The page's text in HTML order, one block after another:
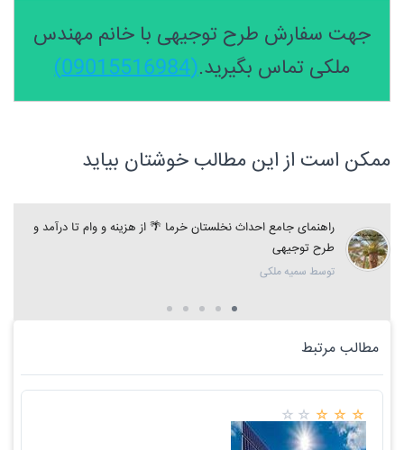
جهت سفارش طرح توجیهی با خانم مهندس
ملکی تماس بگیرید.(09015516984)
ممکن است از این مطالب خوشتان بیاید
راهنمای جامع احداث نخلستان خرما 🌴 از هزینه و وام تا درآمد و
طرح توجیهی
توسط سمیه ملکی
مطالب مرتبط